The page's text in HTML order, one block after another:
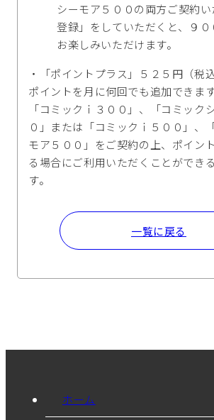
シーモア５００の両方ご契約
登録」をしていただくと、９
お楽しみいただけます。
・「ポイントプラス」５２５円（税
ポイントを月に何回でも追加できます
「コミックｉ３００」、「コミック
０」または「コミックｉ５００」、
モア５００」をご契約の上、ポイン
る場合にご利用いただくことができ
す。
一覧に戻る
ホーム